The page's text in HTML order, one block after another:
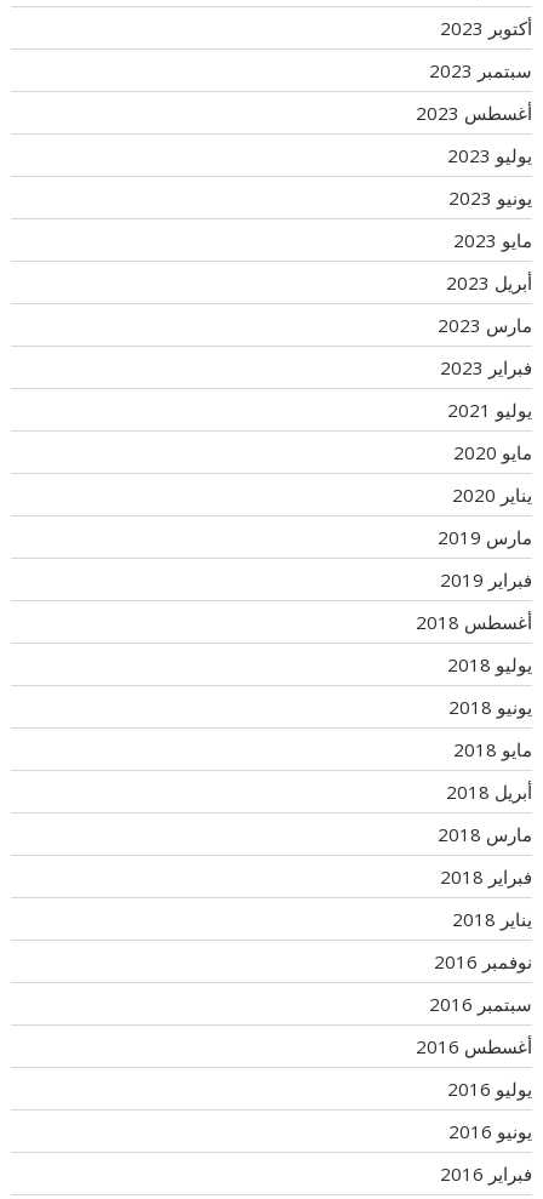
أكتوبر 2023
سبتمبر 2023
أغسطس 2023
يوليو 2023
يونيو 2023
مايو 2023
أبريل 2023
مارس 2023
فبراير 2023
يوليو 2021
مايو 2020
يناير 2020
مارس 2019
فبراير 2019
أغسطس 2018
يوليو 2018
يونيو 2018
مايو 2018
أبريل 2018
مارس 2018
فبراير 2018
يناير 2018
نوفمبر 2016
سبتمبر 2016
أغسطس 2016
يوليو 2016
يونيو 2016
فبراير 2016